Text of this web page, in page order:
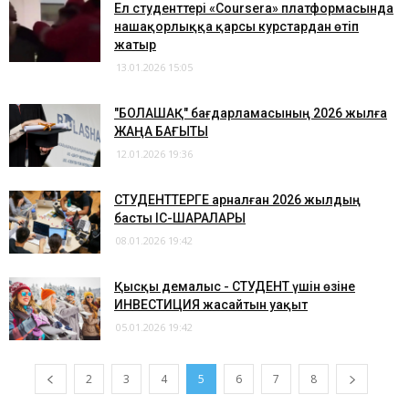
Ел студенттері «Coursera» платформасында
нашақорлыққа қарсы курстардан өтіп
жатыр
13.01.2026 15:05
"БОЛАШАҚ" бағдарламасының 2026 жылға
ЖАҢА БАҒЫТЫ
12.01.2026 19:36
СТУДЕНТТЕРГЕ арналған 2026 жылдың
басты ІС-ШАРАЛАРЫ
08.01.2026 19:42
Қысқы демалыс - СТУДЕНТ үшін өзіне
ИНВЕСТИЦИЯ жасайтын уақыт
05.01.2026 19:42
2 3 4 5 6 7 8